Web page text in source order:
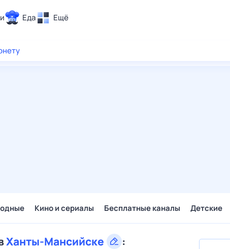
Еда Ещё
Кино и сериалы Бесплатные каналы Детские
Ханты-Мансийске
: